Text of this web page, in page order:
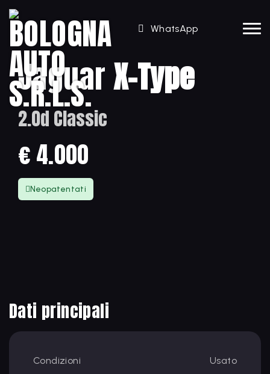
WhatsApp
JaguarX-Type
2.0d Classic
€ 4.000
Neopatentati
Dati principali
Condizioni Usato